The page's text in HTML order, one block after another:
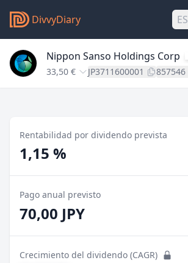
DivvyDiary ES
Nippon Sanso Holdings Corp
33,50 € JP3711600001 857546
Rentabilidad por dividendo prevista
1,15 %
Pago anual previsto
70,00 JPY
Crecimiento del dividendo (CAGR)